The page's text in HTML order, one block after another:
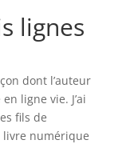
lignes
dont l’auteur
ligne vie. J’ai
fils de
livre numérique